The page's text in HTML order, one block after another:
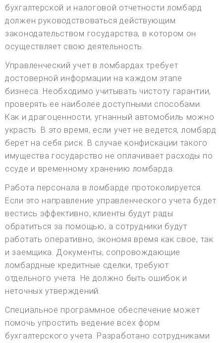
бухгалтерской и налоговой отчетности ломбард
должен руководствоваться действующим
законодательством государства, в котором он
осуществляет свою деятельность.
Управленческий учет в ломбардах требует
достоверной информации на каждом этапе
бизнеса. Необходимо учитывать чистоту гарантии,
проверять ее наиболее доступными способами.
Как и драгоценности, угнанный автомобиль можно
украсть. В это время, если учет не ведется, ломбард
берет на себя риск. В случае конфискации такого
имущества государство не оплачивает расходы по
ссуде и временному хранению ломбарда.
Работа персонала в ломбарде протоколируется.
Если это направление управленческого учета будет
вестись эффективно, клиенты будут рады
обратиться за помощью, а сотрудники будут
работать оперативно, экономя время как свое, так
и заемщика. Документы, сопровождающие
ломбардные кредитные сделки, требуют
отдельного учета. Не должно быть ошибок и
неточных утверждений.
Специальное программное обеспечение может
помочь упростить ведение всех форм
бухгалтерского учета. Разработано сотрудниками